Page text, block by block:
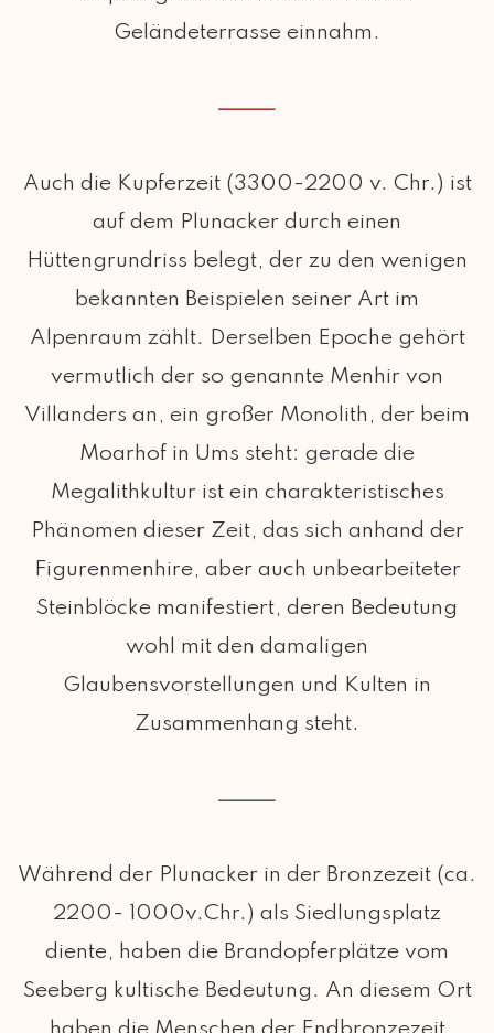
Geländeterrasse einnahm.
Auch die Kupferzeit (3300-2200 v. Chr.) ist
auf dem Plunacker durch einen
Hüttengrundriss belegt, der zu den wenigen
bekannten Beispielen seiner Art im
Alpenraum zählt. Derselben Epoche gehört
vermutlich der so genannte Menhir von
Villanders an, ein großer Monolith, der beim
Moarhof in Ums steht: gerade die
Megalithkultur ist ein charakteristisches
Phänomen dieser Zeit, das sich anhand der
Figurenmenhire, aber auch unbearbeiteter
Steinblöcke manifestiert, deren Bedeutung
wohl mit den damaligen
Glaubensvorstellungen und Kulten in
Zusammenhang steht.
Während der Plunacker in der Bronzezeit (ca.
2200- 1000v.Chr.) als Siedlungsplatz
diente, haben die Brandopferplätze vom
Seeberg kultische Bedeutung. An diesem Ort